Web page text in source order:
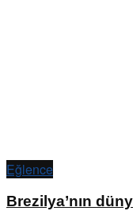
Eğlence
Brezilya’nın